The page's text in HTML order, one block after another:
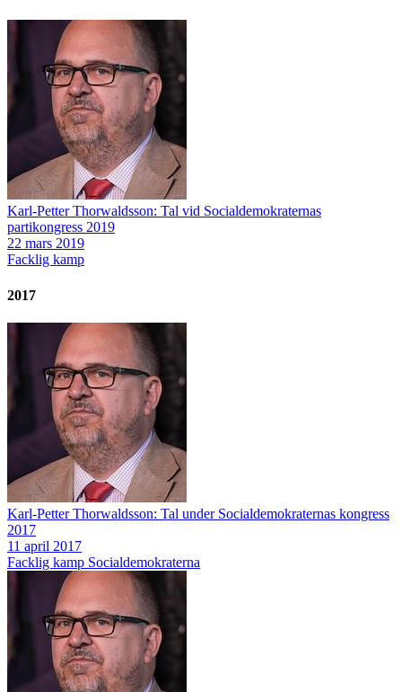
Karl-Petter Thorwaldsson: Tal vid Socialdemokraternas
partikongress 2019
22 mars 2019
Facklig kamp
2017
Karl-Petter Thorwaldsson: Tal under Socialdemokraternas kongress
2017
11 april 2017
Facklig kamp Socialdemokraterna